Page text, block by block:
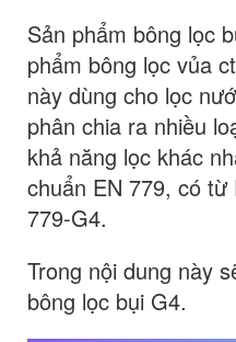
Sản phẩm bông lọc
phẩm bông lọc vủa
này dùng cho lọc
phân chia ra nhiều
khả năng lọc khác
chuẩn EN 779, có
779-G4.
Trong nội dung này
bông lọc bụi G4.